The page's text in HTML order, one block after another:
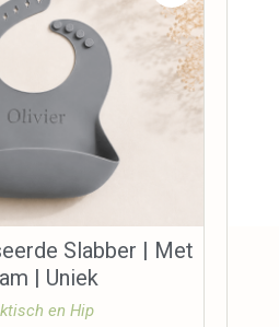
Slabber | Met
| Uniek
en Hip